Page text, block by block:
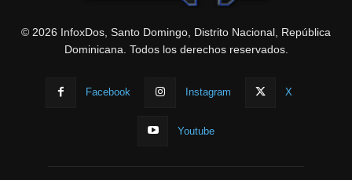
© 2026 InfoxDos, Santo Domingo, Distrito Nacional, República
Dominicana. Todos los derechos reservados.
Facebook Instagram X
Youtube